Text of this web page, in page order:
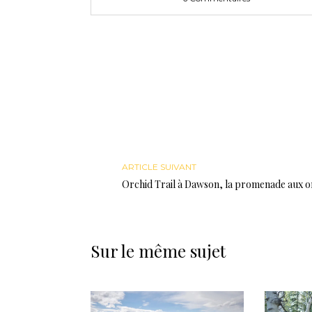
ARTICLE SUIVANT
Orchid Trail à Dawson, la promenade aux
Sur le même sujet